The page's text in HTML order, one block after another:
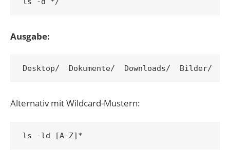
Ausgabe:
Alternativ mit Wildcard-Mustern: